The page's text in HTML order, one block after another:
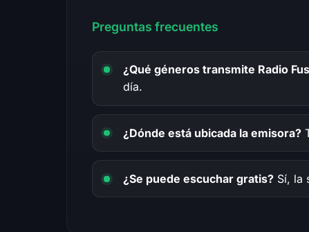
Preguntas frecuentes
¿Qué géneros transmite Radio
día.
¿Dónde está ubicada la emisora?
¿Se puede escuchar gratis? Sí, la